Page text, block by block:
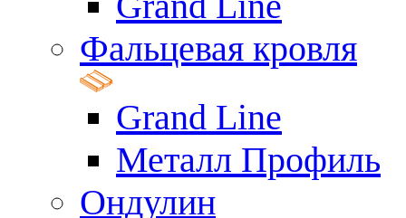
Фальцевая кровля
Grand Line
Металл Профиль
Ондулин